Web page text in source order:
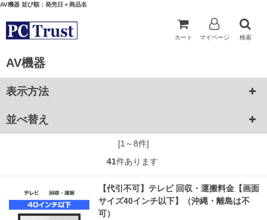
AV機器 並び順：発売日＋商品名
カート マイページ 検索
AV機器
表示方法
並べ替え
[1～8件]
41件あります
【代引不可】テレビ 回収・運搬料金【画面
サイズ40インチ以下】（沖縄・離島は不
可）